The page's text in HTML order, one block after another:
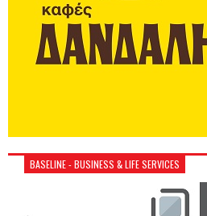
BASELINE - BUSINESS & LIFE SERVICES